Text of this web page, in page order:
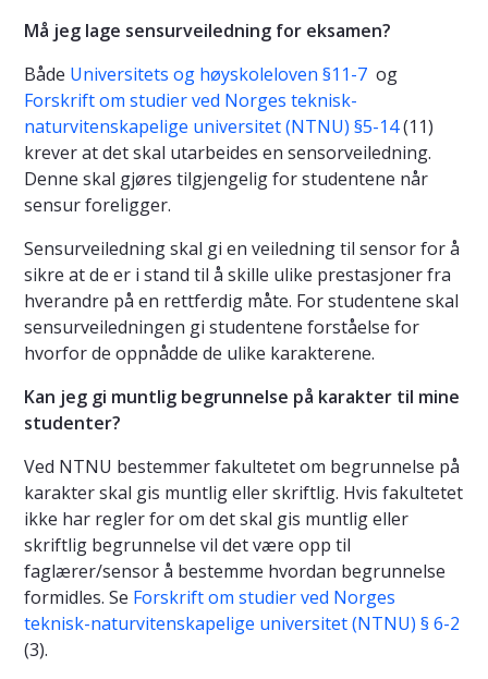
Må jeg lage sensurveiledning for eksamen?
Både Universitets og høyskoleloven §11-7 og
Forskrift om studier ved Norges teknisk-
naturvitenskapelige universitet (NTNU) §5-14(11)
krever at det skal utarbeides en sensorveiledning.
Denne skal gjøres tilgjengelig for studentene når
sensur foreligger.
Sensurveiledning skal gi en veiledning til sensor for å
sikre at de er i stand til å skille ulike prestasjoner fra
hverandre på en rettferdig måte. For studentene skal
sensurveiledningen gi studentene forståelse for
hvorfor de oppnådde de ulike karakterene.
Kan jeg gi muntlig begrunnelse på karakter til mine
studenter?
Ved NTNU bestemmer fakultetet om begrunnelse på
karakter skal gis muntlig eller skriftlig. Hvis fakultetet
ikke har regler for om det skal gis muntlig eller
skriftlig begrunnelse vil det være opp til
faglærer/sensor å bestemme hvordan begrunnelse
formidles. Se Forskrift om studier ved Norges
teknisk-naturvitenskapelige universitet (NTNU) § 6-2
(3).